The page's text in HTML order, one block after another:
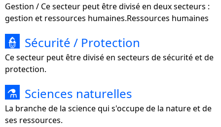
Gestion / Ce secteur peut être divisé en deux secteurs :
gestion et ressources humaines.Ressources humaines
👮 Sécurité / Protection
Ce secteur peut être divisé en secteurs de sécurité et de
protection.
⚗ Sciences naturelles
La branche de la science qui s'occupe de la nature et de
ses ressources.